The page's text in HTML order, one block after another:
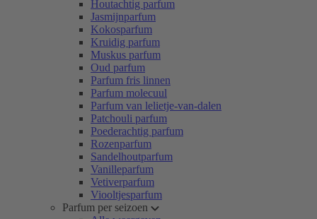
Houtachtig parfum
Jasmijnparfum
Kokosparfum
Kruidig parfum
Muskus parfum
Oud parfum
Parfum fris linnen
Parfum molecuul
Parfum van lelietje-van-dalen
Patchouli parfum
Poederachtig parfum
Rozenparfum
Sandelhoutparfum
Vanilleparfum
Vetiverparfum
Viooltjesparfum
Parfum per seizoen